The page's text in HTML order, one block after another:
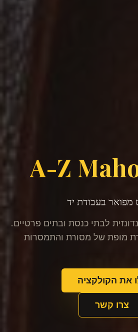
A-Z
מפואר בעבודת יד
לבתי כנסת ובתים פרטיים.
מופת של מסורת והתמסרות
את הקולקציה
צרו קשר